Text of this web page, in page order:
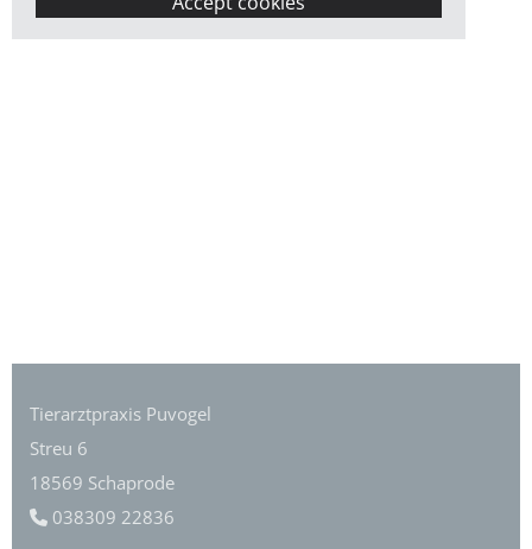
Tierarztpraxis Puvogel
Streu 6
18569 Schaprode
 038309 22836